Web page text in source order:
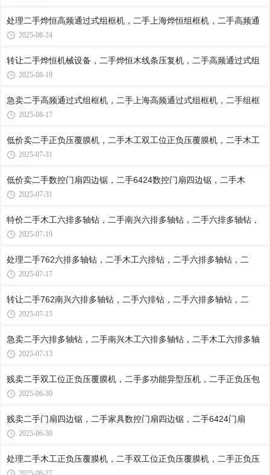
处理二手烨恒高频通过式组框机，二手上海烨恒组框机，二手高频通
2025-08-24
转让二手烨恒机械设备，二手烨恒木线条压复机，二手高频通过式组
2025-08-19
急卖二手高频通过式组框机，二手上海高频通过式组框机，二手组框
2025-08-17
低价卖二手正负压覆膜机，二手木工双工位正负压覆膜机，二手木工
2025-07-31
低价卖二手数控门扇四边锯，二手6424数控门扇四边锯，二手木
2025-07-31
特价二手木工六排多轴钻，二手南兴六排多轴钻，二手六排多轴钻，
2025-07-19
处理二手762六排多轴钻，二手木工六排钻，二手六排多轴钻，二
2025-07-17
转让二手762南兴六排多轴钻，二手六排钻，二手六排多轴钻，二
2025-07-15
急卖二手六排多轴钻，二手南兴木工六排多轴钻，二手木工六排多轴
2025-07-13
贱卖二手双工位正负压覆膜机，二手多功能异型压机，二手正负压包
2025-06-30
贱卖二手门扇四边锯，二手家具数控门扇四边锯，二手6424门扇
2025-06-30
处理二手木工正负压覆膜机，二手双工位正负压覆膜机，二手正负压
2025-06-27